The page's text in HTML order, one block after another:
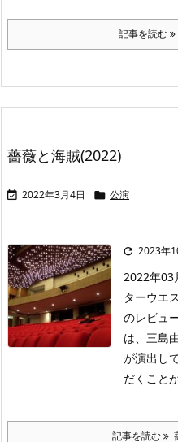
記事を読む
薔薇と海賊(2022)
 2022年3月4日  公演
 2023年
2022年03
ターウエ
のレビュ
は、三島
が演出し
だくこと
記事を読む